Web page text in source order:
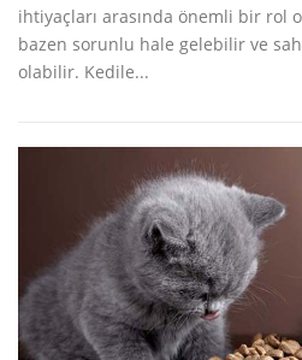
ihtiyaçları arasında önemli bir rol
bazen sorunlu hale gelebilir ve
olabilir. Kedile...